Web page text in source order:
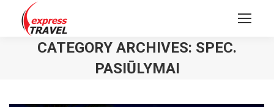
CATEGORY ARCHIVES: SPEC.
PASIŪLYMAI